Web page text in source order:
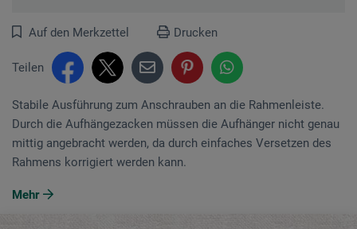
Auf den Merkzettel Drucken
Teilen
Stabile Ausführung zum Anschrauben an die Rahmenleiste.
Durch die Aufhängezacken müssen die Aufhänger nicht genau
mittig angebracht werden, da durch einfaches Versetzen des
Rahmens korrigiert werden kann.
Mehr